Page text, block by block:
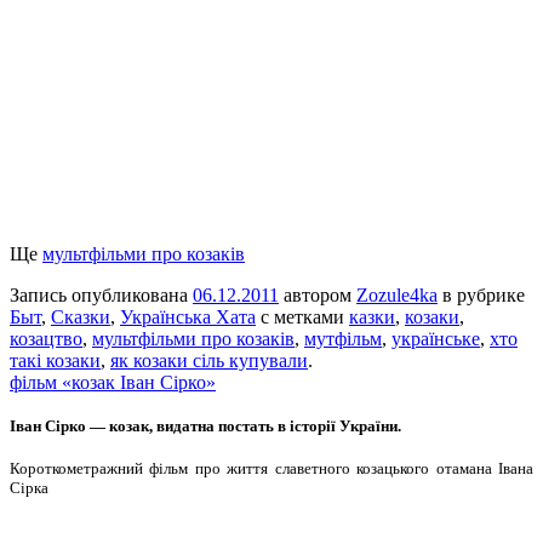
Ще мультфільми про козаків
Запись опубликована 06.12.2011 автором Zozule4ka в рубрике
Быт, Сказки, Українська Хата с метками казки, козаки,
козацтво, мультфільми про козаків, мутфільм, українське, хто
такі козаки, як козаки сіль купували.
фільм «козак Іван Сірко»
Іван Сірко — козак, видатна постать в історії України.
Короткометражний фільм про життя славетного козацького отамана Івана
Сірка